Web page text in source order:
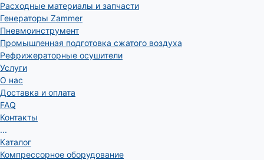
Расходные материалы и запчасти
Генераторы Zammer
Пневмоинструмент
Промышленная подготовка сжатого воздуха
Рефрижераторные осушители
Услуги
О нас
Доставка и оплата
FAQ
Контакты
...
Каталог
Компрессорное оборудование